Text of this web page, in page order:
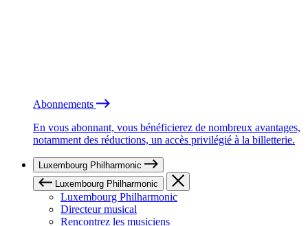
Abonnements
En vous abonnant, vous bénéficierez de nombreux avantages,
notamment des réductions, un accès privilégié à la billetterie.
Luxembourg Philharmonic
Luxembourg Philharmonic
Luxembourg Philharmonic
Directeur musical
Rencontrez les musiciens